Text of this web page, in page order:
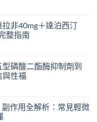
非40mg＋達泊西汀
整指南
磷酸二酯酶抑制劑到
與性福
作用全解析：常見輕微